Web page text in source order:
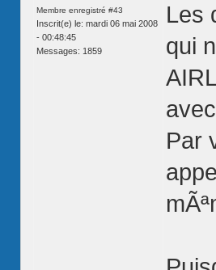
Membre enregistré #43
Inscrit(e) le: mardi 06 mai 2008
- 00:48:45
Messages: 1859
Les
qui
Par